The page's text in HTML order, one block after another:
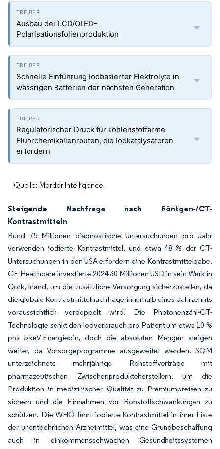
Ausbau der LCD/OLED-
Polarisationsfolienproduktion
Schnelle Einführung iodbasierter Elektrolyte in
wässrigen Batterien der nächsten Generation
Regulatorischer Druck für kohlenstoffarme
Fluorchemikalienrouten, die Iodkatalysatoren
erfordern
Quelle: Mordor Intelligence
Steigende Nachfrage nach Röntgen-/CT-
Kontrastmitteln
Rund 75 Millionen diagnostische Untersuchungen pro Jahr
verwenden iodierte Kontrastmittel, und etwa 48 % der CT-
Untersuchungen in den USA erfordern eine Kontrastmittelgabe.
GE Healthcare investierte 2024 30 Millionen USD in sein Werk in
Cork, Irland, um die zusätzliche Versorgung sicherzustellen, da
die globale Kontrastmittelnachfrage innerhalb eines Jahrzehnts
voraussichtlich verdoppelt wird. Die Photonenzähl-CT-
Technologie senkt den Iodverbrauch pro Patient um etwa 10 %
pro 5-keV-Energiebin, doch die absoluten Mengen steigen
weiter, da Vorsorge­programme ausgeweitet werden. SQM
unterzeichnete mehrjährige Rohstoffverträge mit
pharmazeutischen Zwischenprodukteherstellern, um die
Produktion in medizinischer Qualität zu Premiumpreisen zu
sichern und die Einnahmen vor Rohstoffschwankungen zu
schützen. Die WHO führt iodierte Kontrastmittel in ihrer Liste
der unentbehrlichen Arzneimittel, was eine Grundbeschaffung
auch in einkommensschwachen Gesundheitssystemen